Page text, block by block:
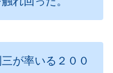
が率いる２００